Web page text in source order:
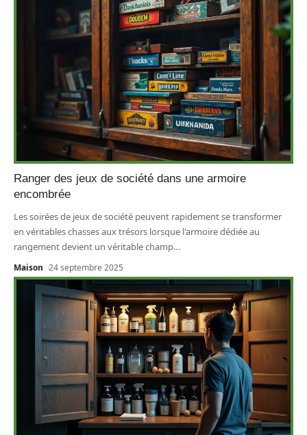
Ranger des jeux de société dans une armoire
encombrée
Les soirées de jeux de société peuvent rapidement se transformer
en véritables chasses aux trésors lorsque l'armoire dédiée au
rangement devient un véritable champ…
Maison 24 septembre 2025